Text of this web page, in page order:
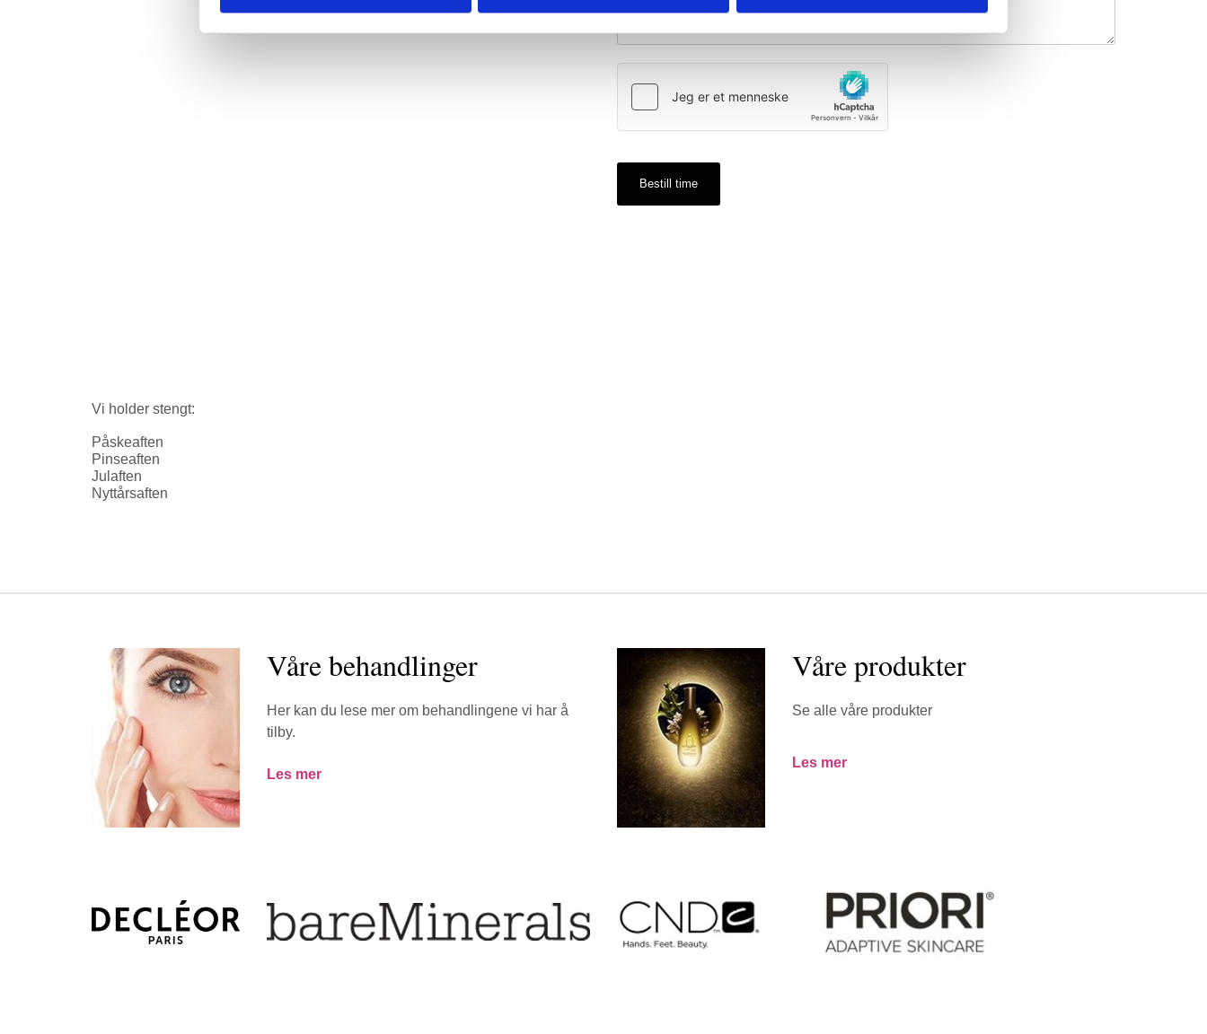
Vi holder stengt:
Påskeaften
Pinseaften
Julaften
Nyttårsaften
Våre behandlinger
Her kan du lese mer om behandlingene vi har å
tilby.
Les mer
Våre produkter
Se alle våre produkter
Les mer